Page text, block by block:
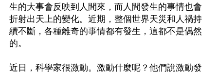
生的大事會反映到人間來，而人間發生的事情也會
折射出天上的變化。近期，整個世界天災和人禍持
續不斷，各種離奇的事情都有發生，這都不是偶然
的。
近日，科學家很激動。激動什麼呢？他們說激動發